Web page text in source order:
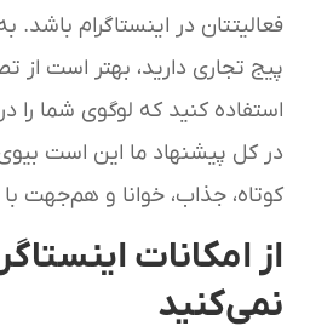
فعالیتتان در اینستاگرام باشد.
پیج تجاری دارید، بهتر است از
استفاده کنید که لوگوی شما را
در کل پیشنهاد ما این است بیوی
کوتاه، جذاب، خوانا و هم‌جهت
از امکانات
نمی‌کنید